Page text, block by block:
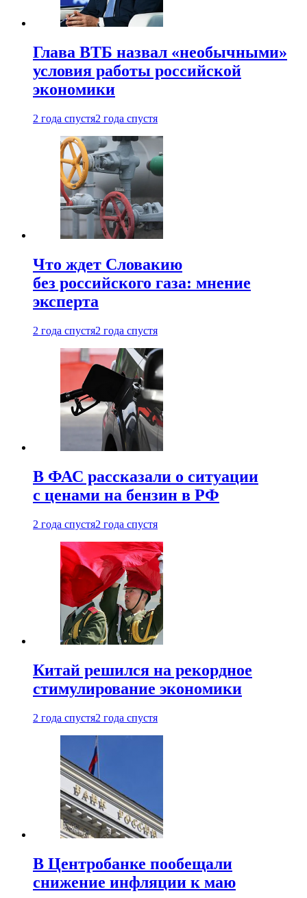
Глава ВТБ назвал «необычными»
условия работы российской
экономики
2 года спустя2 года спустя
Что ждет Словакию
без российского газа: мнение
эксперта
2 года спустя2 года спустя
В ФАС рассказали о ситуации
с ценами на бензин в РФ
2 года спустя2 года спустя
Китай решился на рекордное
стимулирование экономики
2 года спустя2 года спустя
В Центробанке пообещали
снижение инфляции к маю